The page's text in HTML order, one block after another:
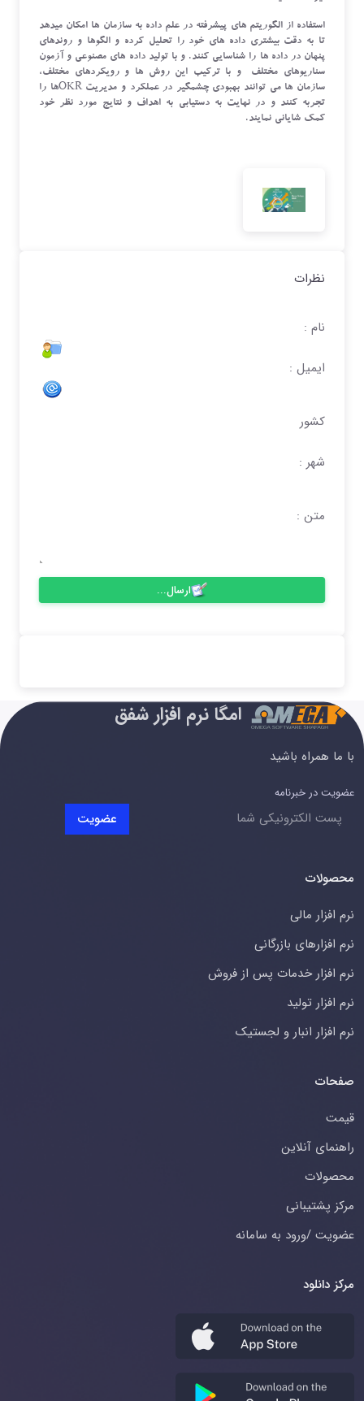
استفاده از الگوریتم های پیشرفته در علم داده به سازمان ها امکان میدهد
تا به دقت بیشتری داده های خود را تحلیل کرده و الگوها و روندهای
پنهان در داده ها را شناسایی کنند. و با تولید داده های مصنوعی و آزمون
سناریوهای مختلف و با ترکیب این روش ها و رویکردهای مختلف،
سازمان ها می توانند بهبودی چشمگیر در عملکرد و مدیریت OKRها را
تجربه کنند و در نهایت به دستیابی به اهداف و نتایج مورد نظر خود
کمک شایانی نمایند.
نظرات
نام :
ایمیل :
کشور
شهر :
متن :
ارسال...
امگا نرم افزار شفق
با ما همراه باشید
عضویت در خبرنامه
عضویت
محصولات
نرم افزار مالی
نرم افزارهای بازرگانی
نرم افزار خدمات پس از فروش
نرم افزار تولید
نرم افزار انبار و لجستیک
صفحات
قیمت
راهنمای آنلاین
محصولات
مرکز پشتیبانی
عضویت /ورود به سامانه
مرکز دانلود